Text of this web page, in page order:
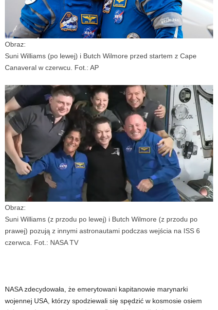
Obraz:
Suni Williams (po lewej) i Butch Wilmore przed startem z Cape
Canaveral w czerwcu. Fot.: AP
Obraz:
Suni Williams (z przodu po lewej) i Butch Wilmore (z przodu po
prawej) pozują z innymi astronautami podczas wejścia na ISS 6
czerwca. Fot.: NASA TV
NASA zdecydowała, że ​​emerytowani kapitanowie marynarki
wojennej USA, którzy spodziewali się spędzić w kosmosie osiem